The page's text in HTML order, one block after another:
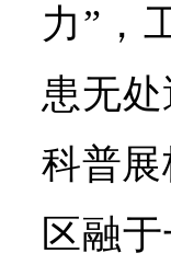
力”，
患无
科普
区融